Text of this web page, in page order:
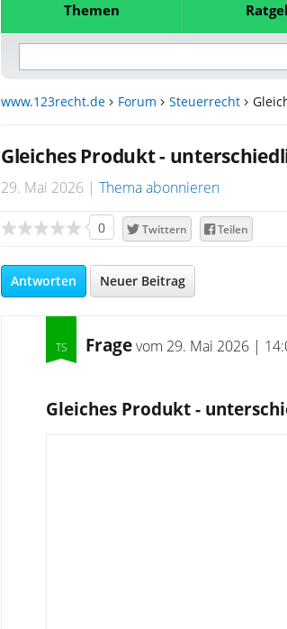
Themen
www.123recht.de Forum Steuerrecht
Gleiches Produkt -
29. Mai 2026 Thema abonnieren
0 Twittern Teilen
Antworten Neuer Beitrag
Fragevom 29. Mai 2026 |
Gleiches Produkt -